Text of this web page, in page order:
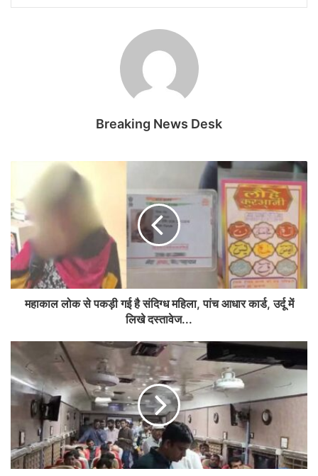
Breaking News Desk
महाकाल लोक से पकड़ी गई है संदिग्ध महिला, पांच आधार कार्ड, उर्दू में
लिखे दस्तावेज...